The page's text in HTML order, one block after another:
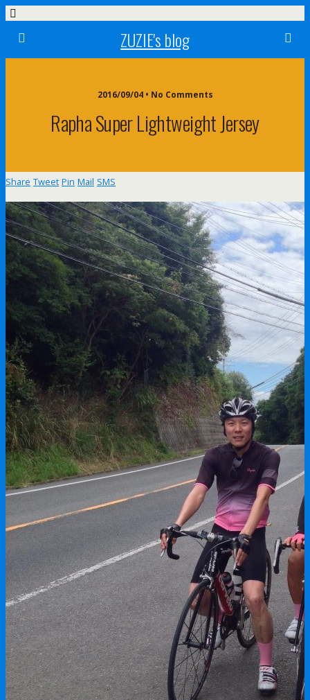
ZUZIE's blog
2016/09/04 • No Comments
Rapha Super Lightweight Jersey
Share Tweet Pin Mail SMS